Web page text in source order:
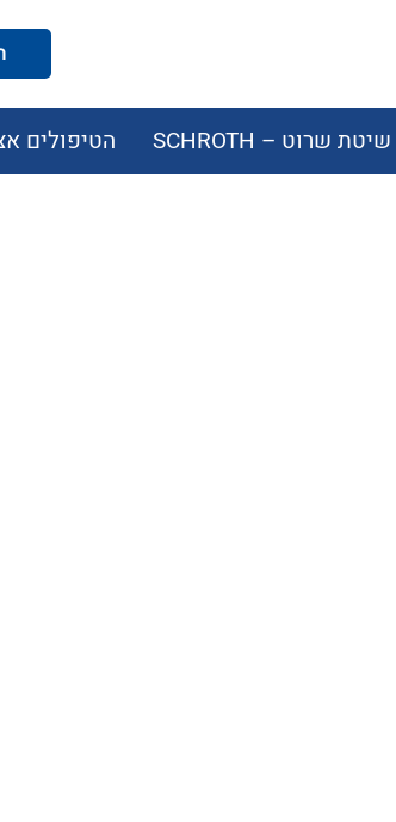
שיטת שרוט – SCHROTH הטיפולים
תוכנית היציבה המודעת